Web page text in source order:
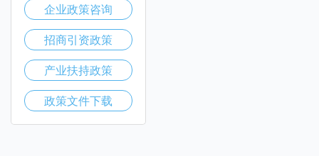
企业政策咨询
招商引资政策
产业扶持政策
政策文件下载